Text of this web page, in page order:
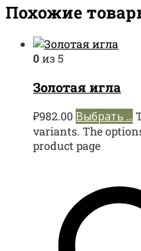
Похожие
0из 5
Золотая игла
₽982.00 Выбрать ...
variants. The
product page